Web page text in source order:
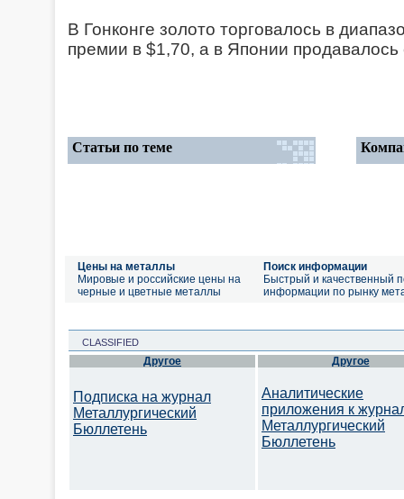
В Гонконге золото торговалось в
премии в $1,70, а в Японии продавалось
Статьи по теме
Цены на металлы
Мировые и российские цены на
черные и цветные металлы
Поиск информации
Быстрый и качественный
информации по рынку
CLASSIFIED
Другое
Подписка на журнал
Металлургический
Бюллетень
Другое
Аналитические
приложения к
Металлургический
Бюллетень